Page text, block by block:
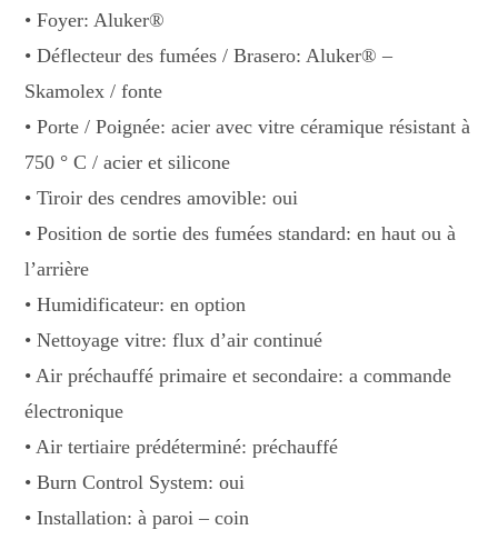
• Foyer: Aluker®
• Déflecteur des fumées / Brasero: Aluker® –
Skamolex / fonte
• Porte / Poignée: acier avec vitre céramique résistant à
750 ° C / acier et silicone
• Tiroir des cendres amovible: oui
• Position de sortie des fumées standard: en haut ou à
l’arrière
• Humidificateur: en option
• Nettoyage vitre: flux d’air continué
• Air préchauffé primaire et secondaire: a commande
électronique
• Air tertiaire prédéterminé: préchauffé
• Burn Control System: oui
• Installation: à paroi – coin